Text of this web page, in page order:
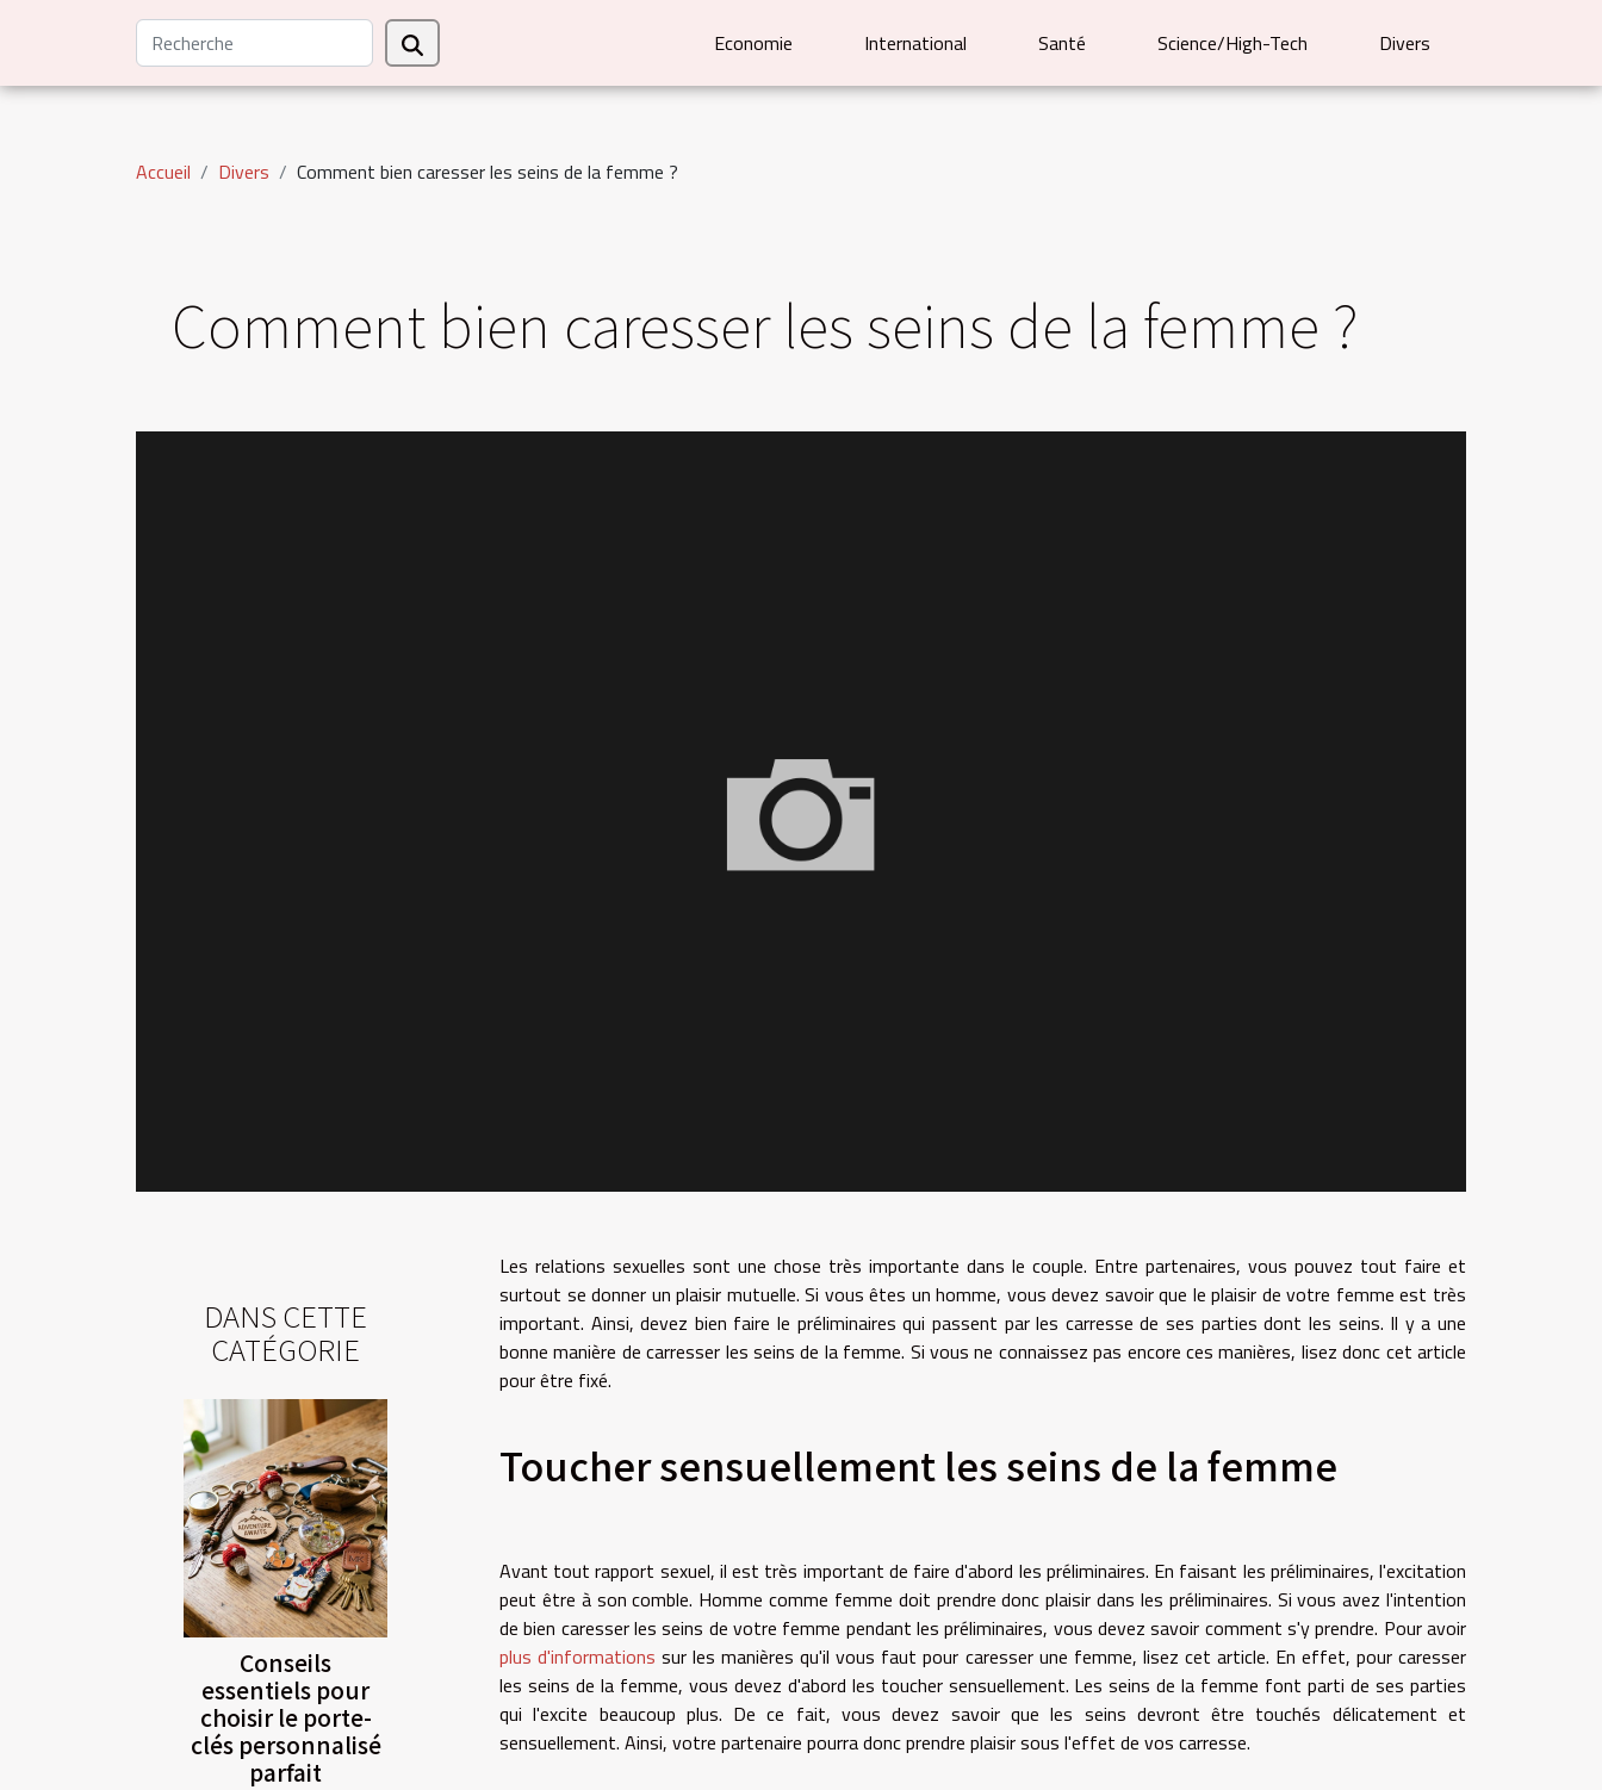
Economie International Santé Science/High-Tech Divers
Accueil Divers Comment bien caresser les seins de la femme ?
Comment bien caresser les seins de la femme ?
DANS CETTE
CATÉGORIE
Conseils
essentiels pour
choisir le porte-
clés personnalisé
parfait
Les relations sexuelles sont une chose très importante dans le couple. Entre partenaires, vous pouvez tout faire et
surtout se donner un plaisir mutuelle. Si vous êtes un homme, vous devez savoir que le plaisir de votre femme est très
important. Ainsi, devez bien faire le préliminaires qui passent par les carresse de ses parties dont les seins. Il y a une
bonne manière de carresser les seins de la femme. Si vous ne connaissez pas encore ces manières, lisez donc cet article
pour être fixé.
Toucher sensuellement les seins de la femme
Avant tout rapport sexuel, il est très important de faire d'abord les préliminaires. En faisant les préliminaires, l'excitation
peut être à son comble. Homme comme femme doit prendre donc plaisir dans les préliminaires. Si vous avez l'intention
de bien caresser les seins de votre femme pendant les préliminaires, vous devez savoir comment s'y prendre. Pour avoir
plus d'informations sur les manières qu'il vous faut pour caresser une femme, lisez cet article. En effet, pour caresser
les seins de la femme, vous devez d'abord les toucher sensuellement. Les seins de la femme font parti de ses parties
qui l'excite beaucoup plus. De ce fait, vous devez savoir que les seins devront être touchés délicatement et
sensuellement. Ainsi, votre partenaire pourra donc prendre plaisir sous l'effet de vos carresse.